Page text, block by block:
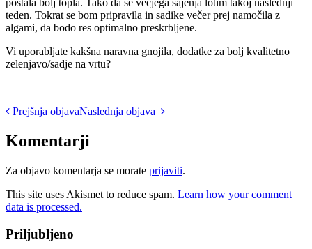
postala bolj topla. Tako da se večjega sajenja lotim takoj naslednji
teden. Tokrat se bom pripravila in sadike večer prej namočila z
algami, da bodo res optimalno preskrbljene.
Vi uporabljate kakšna naravna gnojila, dodatke za bolj kvalitetno
zelenjavo/sadje na vrtu?
Post
navigation
Prejšnja objavaNaslednja objava
Komentarji
Za objavo komentarja se morate prijaviti.
This site uses Akismet to reduce spam. Learn how your comment
data is processed.
Priljubljeno